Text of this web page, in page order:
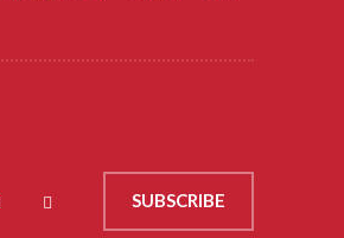
SUBSCRIBE